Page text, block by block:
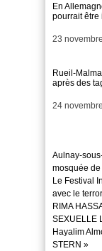
En
pourrait être
Date
23
Rueil-
après des
Date
24
Aulnay-
mosquée
Le Festival
avec le
RIMA
SEXUELLE
Hayalim
STERN »